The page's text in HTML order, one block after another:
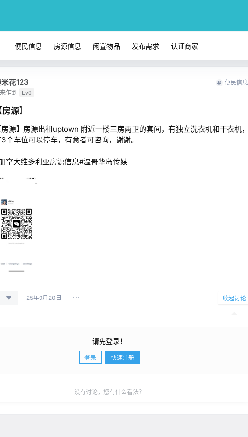
便民信息 房源信息 闲置物品 发布需求 认证商家
花123
乍到 Lv0
便民信息
源】
源】房源出租uptown 附近一楼三房两卫的套间，有独立洗衣机和干衣机，
个车位可以停车，有意者可咨询，谢谢。
拿大维多利亚房源信息#温哥华岛传媒
25年9月20日 收起讨论
请先登录！
登录 快速注册
没有讨论，您有什么看法？